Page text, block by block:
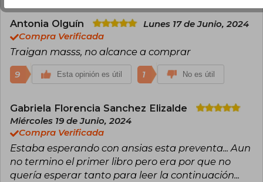
Antonia Olguín
Lunes 17 de Junio, 2024
Compra Verificada
Traigan masss, no alcance a comprar
9 Esta opinión es útil 1 No es útil
Gabriela Florencia Sanchez Elizalde
Miércoles 19 de Junio, 2024
Compra Verificada
Estaba esperando con ansias esta preventa... Aun
no termino el primer libro pero era por que no
quería esperar tanto para leer la continuación...